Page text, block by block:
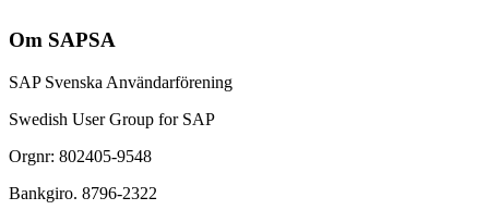
Om SAPSA
SAP Svenska Användarförening
Swedish User Group for SAP
Orgnr: 802405-9548
Bankgiro. 8796-2322